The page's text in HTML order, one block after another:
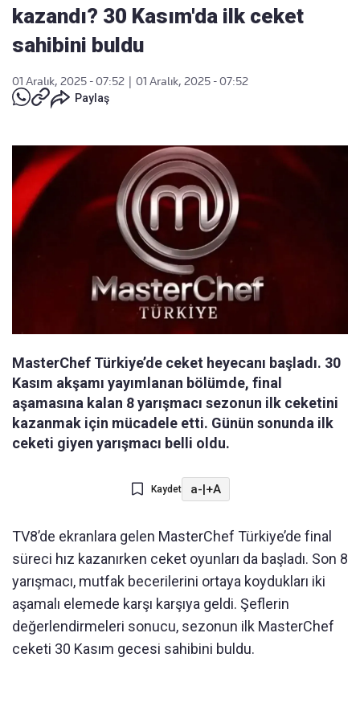
kazandı? 30 Kasım'da ilk ceket
sahibini buldu
01 Aralık, 2025 - 07:52
01 Aralık, 2025 - 07:52
Paylaş
MasterChef Türkiye’de ceket heyecanı başladı. 30
Kasım akşamı yayımlanan bölümde, final
aşamasına kalan 8 yarışmacı sezonun ilk ceketini
kazanmak için mücadele etti. Günün sonunda ilk
ceketi giyen yarışmacı belli oldu.
Kaydet a-|+A
TV8’de ekranlara gelen MasterChef Türkiye’de final
süreci hız kazanırken ceket oyunları da başladı. Son 8
yarışmacı, mutfak becerilerini ortaya koydukları iki
aşamalı elemede karşı karşıya geldi. Şeflerin
değerlendirmeleri sonucu, sezonun ilk MasterChef
ceketi 30 Kasım gecesi sahibini buldu.